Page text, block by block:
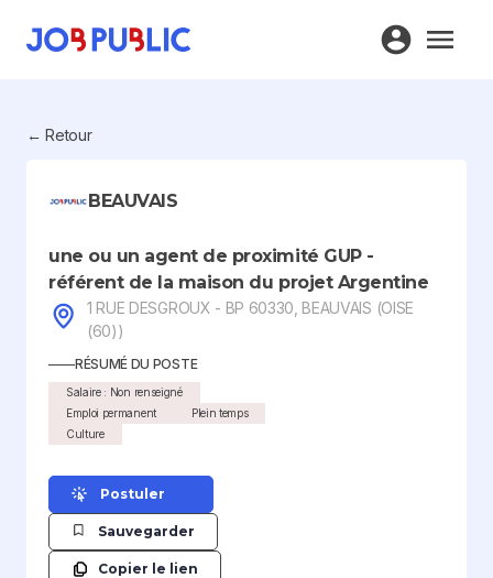
← Retour
BEAUVAIS
une ou un agent de proximité GUP -
référent de la maison du projet Argentine
1 RUE DESGROUX - BP 60330, BEAUVAIS (OISE
(60))
RÉSUMÉ DU POSTE
Salaire : Non renseigné
Emploi permanent
Plein temps
Culture
Postuler
Sauvegarder
Copier le lien